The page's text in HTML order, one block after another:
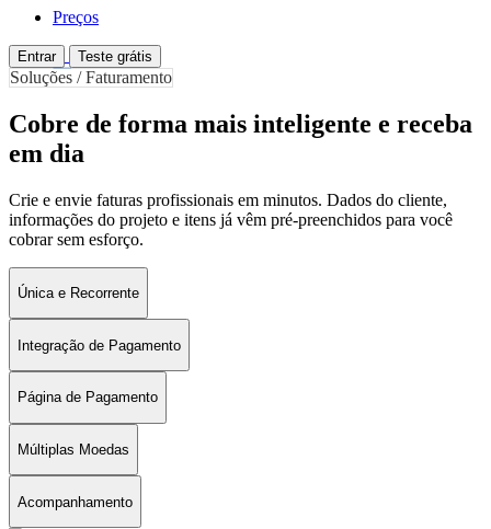
Preços
Entrar Teste grátis
Soluções / Faturamento
Cobre de forma mais inteligente e receba
em dia
Crie e envie faturas profissionais em minutos. Dados do cliente,
informações do projeto e itens já vêm pré-preenchidos para você
cobrar sem esforço.
Única e Recorrente
Integração de Pagamento
Página de Pagamento
Múltiplas Moedas
Acompanhamento